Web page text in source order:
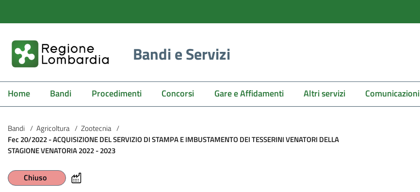
Bandi e Servizi
Home Bandi Procedimenti Concorsi Gare e Affidamenti Altri servizi Comunicazioni
Bandi / Agricoltura / Zootecnia /
Fec 20/2022 - ACQUISIZIONE DEL SERVIZIO DI STAMPA E IMBUSTAMENTO DEI TESSERINI VENATORI DELLA
STAGIONE VENATORIA 2022 - 2023
Chiuso